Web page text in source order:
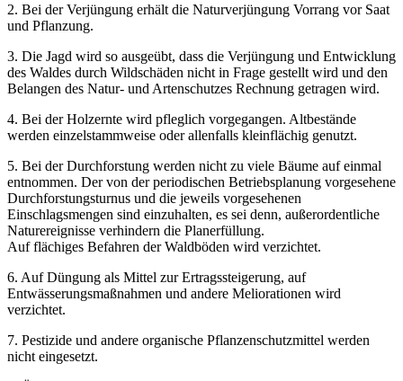
2. Bei der Verjüngung erhält die Naturverjüngung Vorrang vor Saat
und Pflanzung.
3. Die Jagd wird so ausgeübt, dass die Verjüngung und Entwicklung
des Waldes durch Wildschäden nicht in Frage gestellt wird und den
Belangen des Natur- und Artenschutzes Rechnung getragen wird.
4. Bei der Holzernte wird pfleglich vorgegangen. Altbestände
werden einzelstammweise oder allenfalls kleinflächig genutzt.
5. Bei der Durchforstung werden nicht zu viele Bäume auf einmal
entnommen. Der von der periodischen Betriebsplanung vorgesehene
Durchforstungsturnus und die jeweils vorgesehenen
Einschlagsmengen sind einzuhalten, es sei denn, außerordentliche
Naturereignisse verhindern die Planerfüllung.
Auf flächiges Befahren der Waldböden wird verzichtet.
6. Auf Düngung als Mittel zur Ertragssteigerung, auf
Entwässerungsmaßnahmen und andere Meliorationen wird
verzichtet.
7. Pestizide und andere organische Pflanzenschutzmittel werden
nicht eingesetzt.